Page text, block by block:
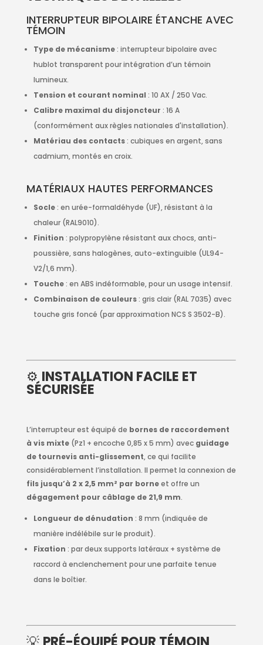
INTERRUPTEUR BIPOLAIRE ÉTANCHE AVEC
TÉMOIN
Type de mécanisme: interrupteur bipolaire avec
hublot transparent pour intégration d’un témoin
lumineux.
Tension et courant nominal : 10 AX / 250 Vac.
Calibre maximal du disjoncteur : 16 A
(conformément aux règles nationales d'installation).
Matériau des contacts: cubiques en argent, sans
cadmium, montés en croix.
MATÉRIAUX HAUTES PERFORMANCES
Socle: en urée-formaldéhyde (UF), résistant à la
chaleur (RAL9010).
Finition : polypropylène résistant aux chocs, anti-
poussière, sans halogènes, auto-extinguible (UL94-
V2/1,6 mm).
Touche: en ABS indéformable, pour un usage intensif.
Combinaison de couleurs: gris clair (RAL 7035) avec
touche gris foncé (par approximation NCS S 3502-B).
⚙️INSTALLATION FACILE ET
SÉCURISÉE
L’interrupteur est équipé de bornes de raccordement
à vis mixte(Pz1 + encoche 0,85 x 5 mm) avec guidage
de tournevis anti-glissement, ce qui facilite
considérablement l’installation. Il permet la connexion de
fils jusqu’à 2 x 2,5 mm² par borneet offre un
dégagement pour câblage de 21,9 mm.
Longueur de dénudation : 8 mm (indiquée de
manière indélébile sur le produit).
Fixation : par deux supports latéraux + système de
raccord à enclenchement pour une parfaite tenue
dans le boîtier.